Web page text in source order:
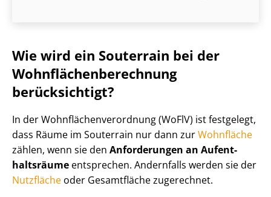
Wie wird ein Souterrain bei der
Wohn­flä­chen­be­rech­nung
berücksichtigt?
In der Wohn­flä­chen­ver­ord­nung (WoFlV) ist festgelegt,
dass Räume im Souterrain nur dann zurWohnfläche
zählen, wenn sie den Anforderungen an Auf­ent­
halts­räu­me entsprechen. Andernfalls werden sie der
Nutzfläche oder Gesamtfläche zugerechnet.